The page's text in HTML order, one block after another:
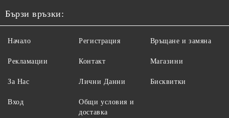
Бързи връзки:
Начало
Рекламации
За Нас
Вход
Регистрация
Контакт
Лични Данни
Общи условия и
доставка
Връщане и замяна
Магазини
Бисквитки